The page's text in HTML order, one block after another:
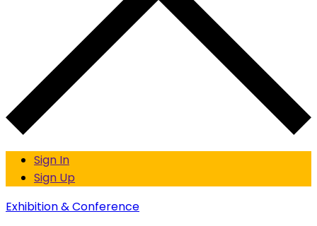
Sign In
Sign Up
Exhibition & Conference